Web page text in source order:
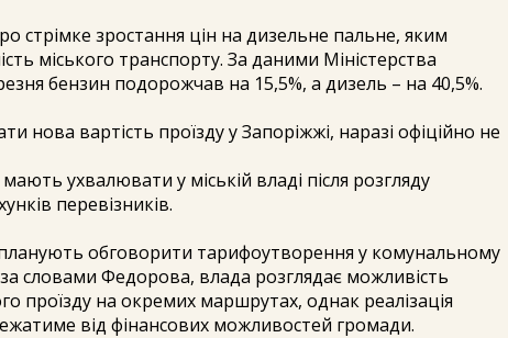
стрімке зростання цін на дизельне пальне, яким
міського транспорту. За даними Міністерства
бензин подорожчав на 15,5%, а дизель – на 40,5%.
нова вартість проїзду у Запоріжжі, наразі офіційно не
ухвалювати у міській владі після розгляду
перевізників.
обговорити тарифоутворення у комунальному
словами Федорова, влада розглядає можливість
проїзду на окремих маршрутах, однак реалізація
від фінансових можливостей громади.